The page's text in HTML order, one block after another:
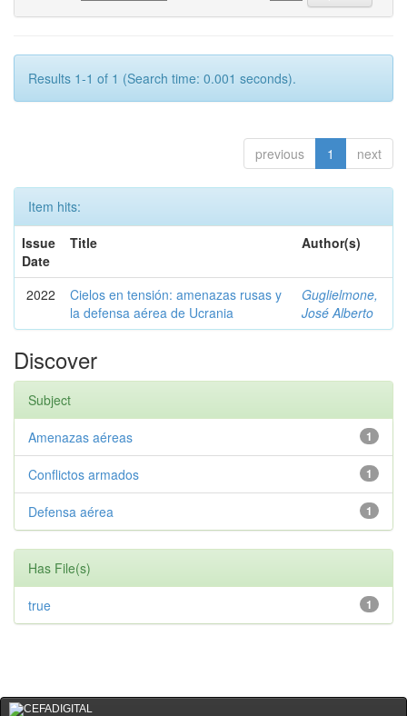
Results 1-1 of 1 (Search time: 0.001 seconds).
previous 1 next
Item hits:
Issue
Date
Title Author(s)
2022
Cielos en tensión: amenazas rusas y
la defensa aérea de Ucrania
Guglielmone,
José Alberto
Discover
Subject
1
Amenazas aéreas
1
Conflictos armados
1
Defensa aérea
Has File(s)
1
true